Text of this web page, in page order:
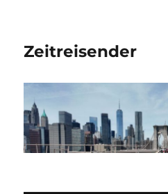
Zeitreisender